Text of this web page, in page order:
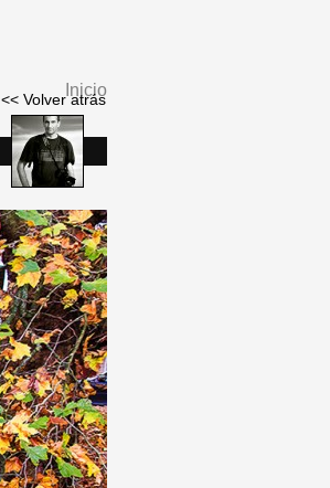
Se encuentra usted
aquí
Inicio
<< Volver atrás